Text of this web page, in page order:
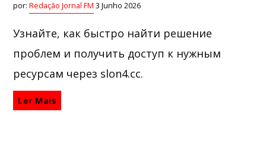
por:Redação Jornal FM 3 Junho 2026
Узнайте, как быстро найти решение
проблем и получить доступ к нужным
ресурсам через slon4.cc.
Ler Mais